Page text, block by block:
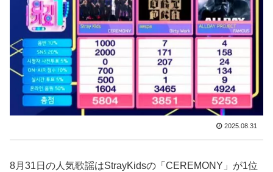
2025.08.31
8月31日の人気歌謡はStrayKidsの「CEREMONY」が1位